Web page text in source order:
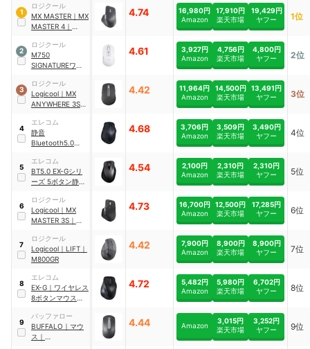
1
ロジクール
MX MASTER ｜ MX
MASTER 4 ｜
4.74
16,980円
Amazon
17,910円
楽天市場
19,429円
ヤフー
1位
2
ロジクール
M750
SIGNATUREワイ
M750MGR
4.61
3,927円
Amazon
4,756円
楽天市場
4,800円
ヤフー
2位
3
ロジクール
Logicool ｜ MX
ANYWHERE 3S
4.42
11,964円
Amazon
14,500円
楽天市場
13,491円
ヤフー
3位
4
エレコム
静音
Bluetooth5.0マウ
｜M-
XGS30BBSKBK
4.68
3,706円
Amazon
3,509円
楽天市場
3,490円
ヤフー
4位
5
エレコム
BT5.0 EX-Gシリ
ーズ 5ボタン静音
M-
XGM15BBSGM/E
C
4.54
2,100円
Amazon
2,310円
楽天市場
2,310円
ヤフー
5位
6
ロジクール
Logicool ｜ MX
MASTER 3S ｜
4.73
16,700円
Amazon
12,500円
楽天市場
17,285円
ヤフー
6位
7
ロジクール
Logicool ｜ LIFT ｜
M800GR
4.42
7,900円
Amazon
8,900円
楽天市場
8,900円
ヤフー
7位
8
エレコム
EX-G ｜ ワイヤレス
8ボタンマウス
XGL50MBSKBK
4.72
5,482円
Amazon
5,980円
楽天市場
6,702円
ヤフー
8位
9
バッファロー
BUFFALO ｜ マウ
ス ｜
4.44 Amazon
3,015円
楽天市場
3,252円
ヤフー
9位